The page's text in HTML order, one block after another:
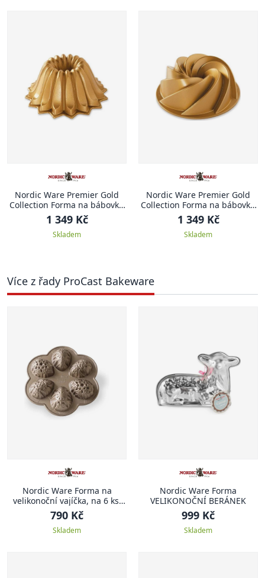
Nordic Ware Premier Gold
Collection Forma na bábovku
Lotus, zlatá, 1.2 l
1 349 Kč
Skladem
Nordic Ware Premier Gold
Collection Forma na bábovku
Heritage, zlatá, 1.4 l
1 349 Kč
Skladem
Více z řady ProCast Bakeware
Nordic Ware Forma na
velikonoční vajíčka, na 6 ks,
karamelová
790 Kč
Skladem
Nordic Ware Forma
VELIKONOČNÍ BERÁNEK
999 Kč
Skladem